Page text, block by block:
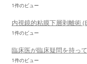
1件のビュー
内視鏡的粘膜下層剥離術
1件のビュー
臨床医が臨床疑問を持っ
1件のビュー